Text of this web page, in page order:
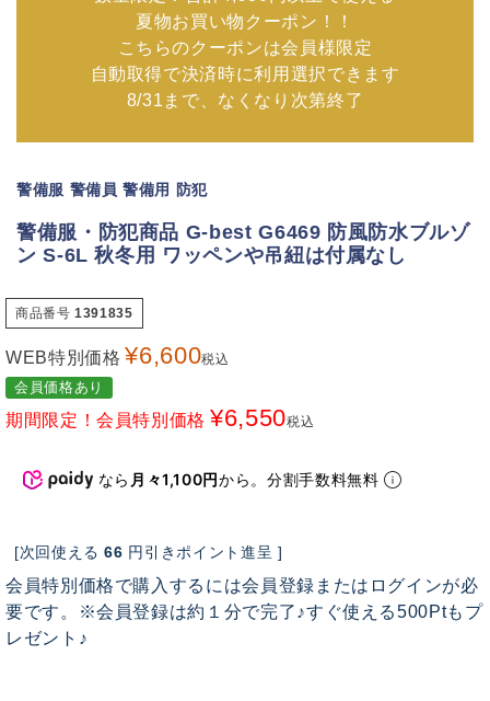
夏物お買い物クーポン！！
こちらのクーポンは会員様限定
自動取得で決済時に利用選択できます
8/31まで、なくなり次第終了
警備服 警備員 警備用 防犯
警備服・防犯商品 G-best G6469 防風防水ブルゾ
ン S-6L 秋冬用 ワッペンや吊紐は付属なし
商品番号 1391835
WEB特別価格 ¥6,600税込
会員価格あり
期間限定！会員特別価格 ¥6,550税込
なら 月々1,100円から。分割手数料無料
[次回使える 66 円引きポイント進呈 ]
会員特別価格で購入するには会員登録またはログインが必
要です。※会員登録は約１分で完了♪すぐ使える500Ptもプ
レゼント♪